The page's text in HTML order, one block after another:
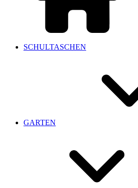
SCHULTASCHEN
GARTEN